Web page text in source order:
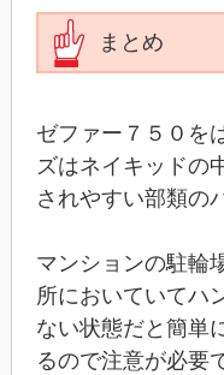
まとめ
ゼファー７５０を
ズはネイキッドの
されやすい部類の
マンションの駐輪
所においていてハ
ない状態だと簡単
るので注意が必要